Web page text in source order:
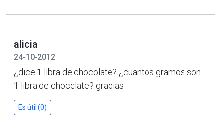
alicia
24-10-2012
¿dice 1 libra de chocolate? ¿cuantos gramos son
1 libra de chocolate? gracias
Es útil (0)